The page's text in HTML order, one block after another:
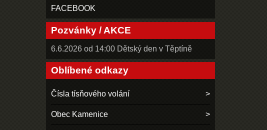
FACEBOOK
Pozvánky / AKCE
6.6.2026 od 14:00 Dětský den v Těptíně
Oblíbené odkazy
Čísla tísňového volání
Obec Kamenice